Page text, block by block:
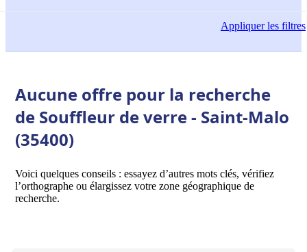
Appliquerles filtres
Aucune offre pour la recherche
de Souffleur de verre - Saint-Malo
(35400)
Voici quelques conseils : essayez d’autres mots clés, vérifiez
l’orthographe ou élargissez votre zone géographique de
recherche.